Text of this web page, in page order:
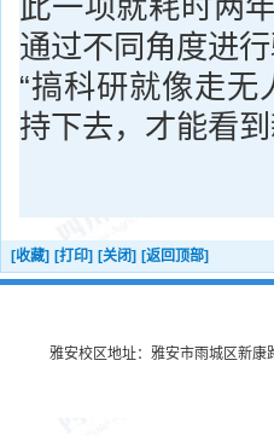
此一项就耗时两
通过不同角度进行
“搞科研就像走
持下去，才能看
[收藏] [打印] [关闭] [返回顶部]
雅安校区地址：雅安市雨城区新